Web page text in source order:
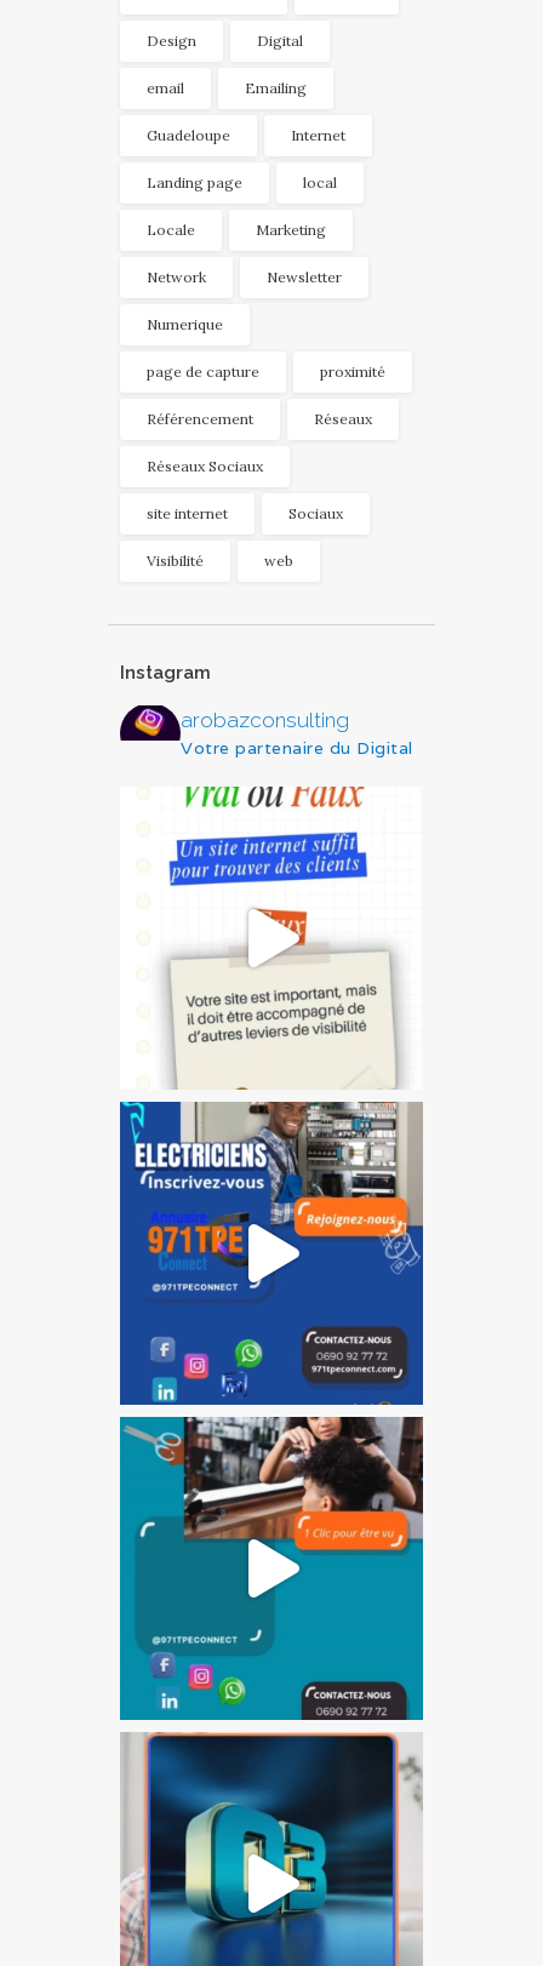
Design Digital
email Emailing
Guadeloupe Internet
Landing page local
Locale Marketing
Network Newsletter
Numerique
page de capture proximité
Référencement Réseaux
Réseaux Sociaux
site internet Sociaux
Visibilité web
Instagram
arobazconsulting
Votre partenaire du Digital